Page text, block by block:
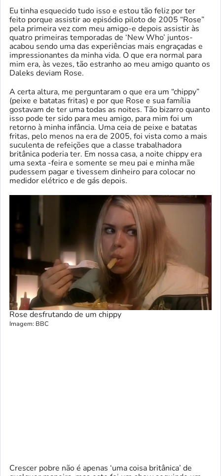
Eu tinha esquecido tudo isso e estou tão feliz por ter
feito porque assistir ao episódio piloto de 2005 “Rose”
pela primeira vez com meu amigo-e depois assistir às
quatro primeiras temporadas de ‘New Who’ juntos-
acabou sendo uma das experiências mais engraçadas e
impressionantes da minha vida. O que era normal para
mim era, às vezes, tão estranho ao meu amigo quanto os
Daleks deviam Rose.
A certa altura, me perguntaram o que era um “chippy”
(peixe e batatas fritas) e por que Rose e sua família
gostavam de ter uma todas as noites. Tão bizarro quanto
isso pode ter sido para meu amigo, para mim foi um
retorno à minha infância. Uma ceia de peixe e batatas
fritas, pelo menos na era de 2005, foi vista como a mais
suculenta de refeições que a classe trabalhadora
britânica poderia ter. Em nossa casa, a noite chippy era
uma sexta -feira e somente se meu pai e minha mãe
pudessem pagar e tivessem dinheiro para colocar no
medidor elétrico e de gás depois.
Rose desfrutando de um chippy
Imagem: BBC
Crescer pobre não é apenas ‘uma coisa britânica’ de